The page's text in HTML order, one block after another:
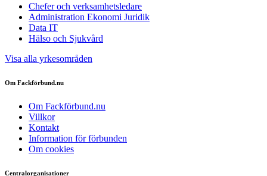
Chefer och verksamhetsledare
Administration Ekonomi Juridik
Data IT
Hälso och Sjukvård
Visa alla yrkesområden
Om Fackförbund.nu
Om Fackförbund.nu
Villkor
Kontakt
Information för förbunden
Om cookies
Centralorganisationer